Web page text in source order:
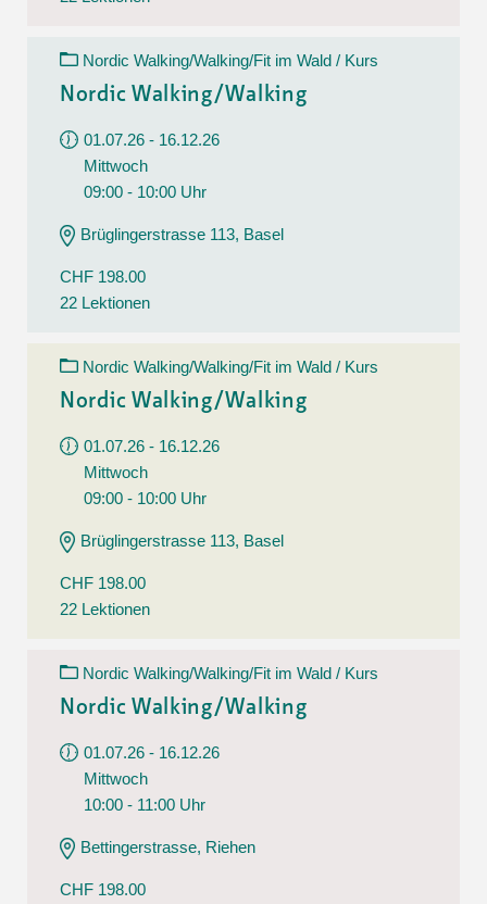
Nordic Walking/Walking/Fit im Wald / Kurs
Nordic Walking/Walking
01.07.26 - 16.12.26
Mittwoch
09:00 - 10:00 Uhr
Brüglingerstrasse 113, Basel
CHF 198.00
22 Lektionen
Nordic Walking/Walking/Fit im Wald / Kurs
Nordic Walking/Walking
01.07.26 - 16.12.26
Mittwoch
09:00 - 10:00 Uhr
Brüglingerstrasse 113, Basel
CHF 198.00
22 Lektionen
Nordic Walking/Walking/Fit im Wald / Kurs
Nordic Walking/Walking
01.07.26 - 16.12.26
Mittwoch
10:00 - 11:00 Uhr
Bettingerstrasse, Riehen
CHF 198.00